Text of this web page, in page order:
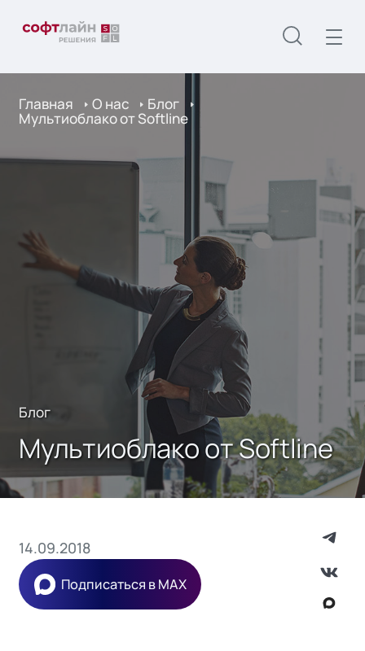
Главная О нас Блог
Мультиоблако от Softline
Блог
Мультиоблако от Softline
14.09.2018
Подписаться в MAX